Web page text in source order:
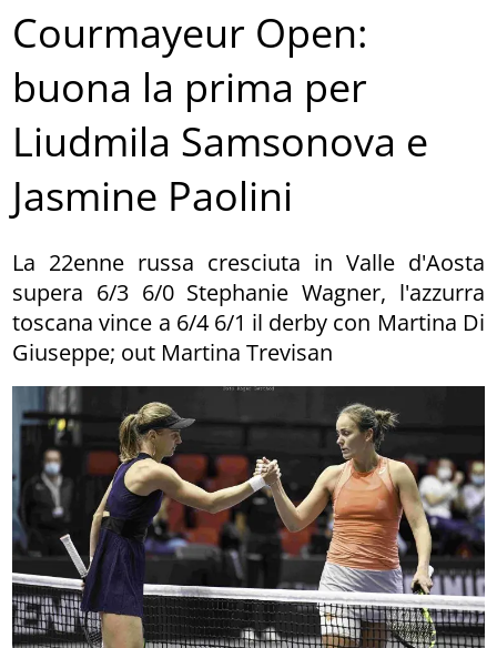
Courmayeur Open:
buona la prima per
Liudmila Samsonova e
Jasmine Paolini
La 22enne russa cresciuta in Valle d'Aosta
supera 6/3 6/0 Stephanie Wagner, l'azzurra
toscana vince a 6/4 6/1 il derby con Martina Di
Giuseppe; out Martina Trevisan